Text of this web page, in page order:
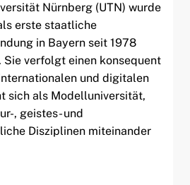
Nürnberg (UTN) wurde
erste staatliche
in Bayern seit 1978
verfolgt einen konsequent
und digitalen
sich als Modelluniversität,
, geistes- und
Disziplinen miteinander